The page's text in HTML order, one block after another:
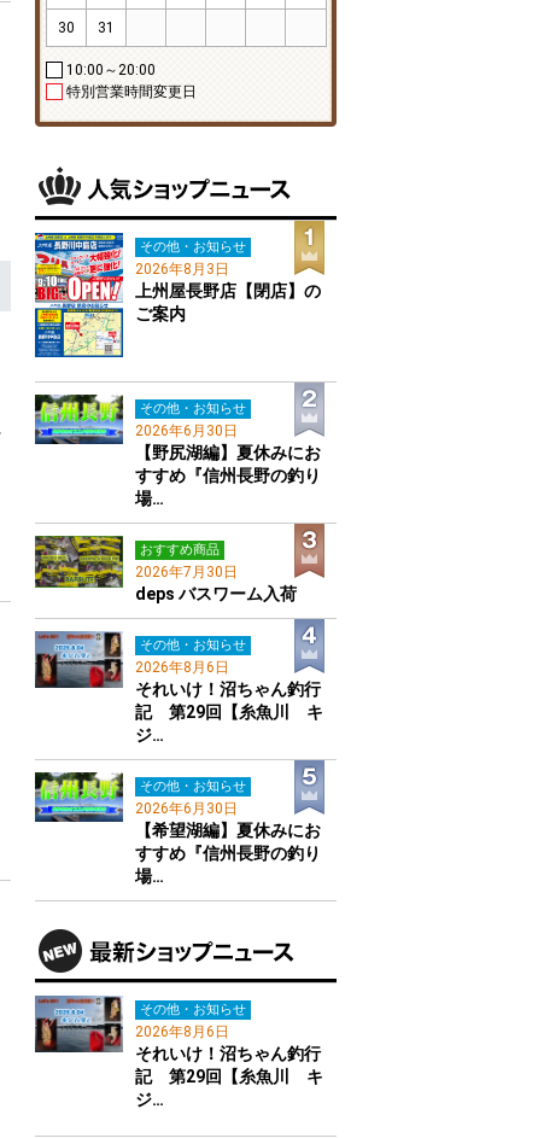
30 31
10:00～20:00
特別営業時間変更日
その他・お知らせ
2026年8月3日
上州屋長野店【閉店】の
ご案内
その他・お知らせ
2026年6月30日
【野尻湖編】夏休みにお
すすめ『信州長野の釣り
場…
おすすめ商品
2026年7月30日
deps バスワーム入荷
その他・お知らせ
2026年8月6日
それいけ！沼ちゃん釣行
記 第29回【糸魚川 キ
ジ…
その他・お知らせ
2026年6月30日
【希望湖編】夏休みにお
すすめ『信州長野の釣り
場…
その他・お知らせ
2026年8月6日
それいけ！沼ちゃん釣行
記 第29回【糸魚川 キ
ジ…